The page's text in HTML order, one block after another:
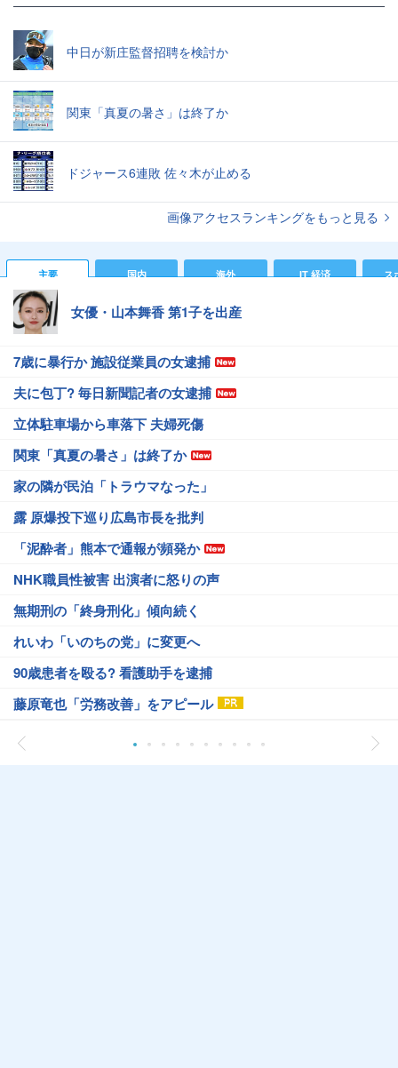
中日が新庄監督招聘を検討か
関東「真夏の暑さ」は終了か
ドジャース6連敗 佐々木が止める
画像アクセスランキングをもっと見る
主要 国内 海外 IT 経済 ス
女優・山本舞香 第1子を出産
7歳に暴行か 施設従業員の女逮捕
夫に包丁? 毎日新聞記者の女逮捕
立体駐車場から車落下 夫婦死傷
関東「真夏の暑さ」は終了か
家の隣が民泊「トラウマなった」
露 原爆投下巡り広島市長を批判
「泥酔者」熊本で通報が頻発か
NHK職員性被害 出演者に怒りの声
無期刑の「終身刑化」傾向続く
れいわ「いのちの党」に変更へ
90歳患者を殴る? 看護助手を逮捕
藤原竜也「労務改善」をアピール